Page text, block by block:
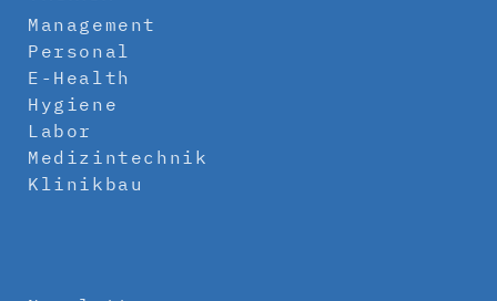
Management
Personal
E-Health
Hygiene
Labor
Medizintechnik
Klinikbau